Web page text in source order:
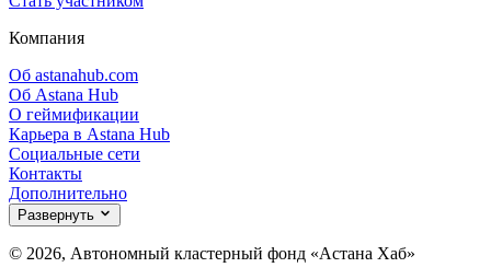
Компания
Об astanahub.com
Об Astana Hub
О геймификации
Карьера в Astana Hub
Социальные сети
Контакты
Дополнительно
Развернуть
© 2026, Автономный кластерный фонд «Астана Хаб»